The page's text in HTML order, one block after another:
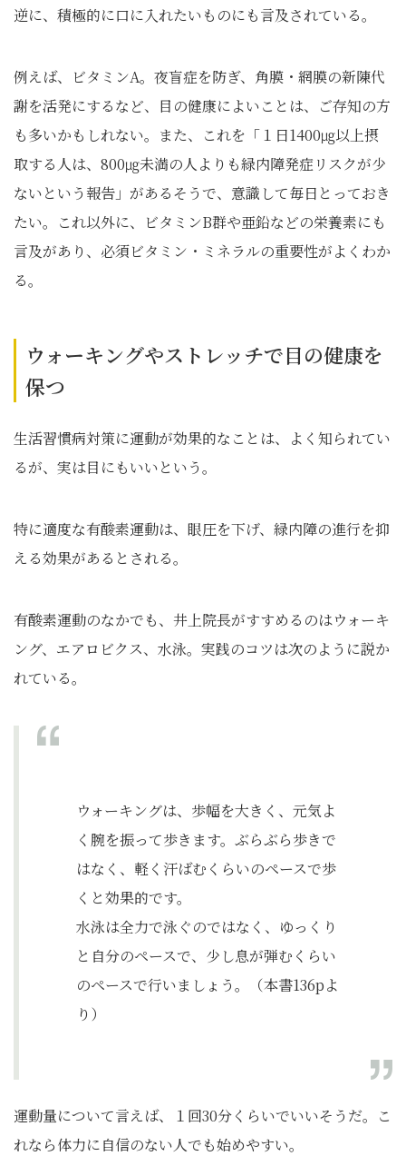
逆に、積極的に口に入れたいものにも言及されている。
例えば、ビタミンA。夜盲症を防ぎ、角膜・網膜の新陳代
謝を活発にするなど、目の健康によいことは、ご存知の方
も多いかもしれない。また、これを「１日1400㎍以上摂
取する人は、800㎍未満の人よりも緑内障発症リスクが少
ないという報告」があるそうで、意識して毎日とっておき
たい。これ以外に、ビタミンB群や亜鉛などの栄養素にも
言及があり、必須ビタミン・ミネラルの重要性がよくわか
る。
ウォーキングやストレッチで目の健康を
保つ
生活習慣病対策に運動が効果的なことは、よく知られてい
るが、実は目にもいいという。
特に適度な有酸素運動は、眼圧を下げ、緑内障の進行を抑
える効果があるとされる。
有酸素運動のなかでも、井上院長がすすめるのはウォーキ
ング、エアロビクス、水泳。実践のコツは次のように説か
れている。
ウォーキングは、歩幅を大きく、元気よ
く腕を振って歩きます。ぶらぶら歩きで
はなく、軽く汗ばむくらいのペースで歩
くと効果的です。
水泳は全力で泳ぐのではなく、ゆっくり
と自分のペースで、少し息が弾むくらい
のペースで行いましょう。（本書136pよ
り）
運動量について言えば、１回30分くらいでいいそうだ。こ
れなら体力に自信のない人でも始めやすい。